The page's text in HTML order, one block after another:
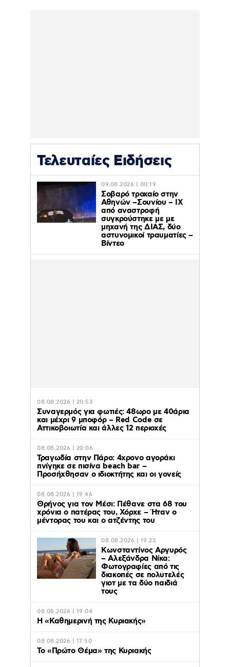
Τελευταίες Ειδήσεις
09.08.2026 | 00:19
Σοβαρό τροχαίο στην
Αθηνών –Σουνίου – ΙΧ
από αναστροφή
συγκρούστηκε με με
μηχανή της ΔΙΑΣ, δύο
αστυνομικοί τραυματίες –
Βίντεο
08.08.2026 | 20:53
Συναγερμός για φωτιές: 48ωρο με 40άρια
και μέχρι 9 μποφόρ – Red Code σε
Αττικοβοιωτία και άλλες 12 περιοχές
08.08.2026 | 20:06
Τραγωδία στην Πάρο: 4χρονο αγοράκι
πνίγηκε σε πισίνα beach bar –
Προσήχθησαν ο ιδιοκτήτης και οι γονείς
08.08.2026 | 19:46
Θρήνος για τον Μέσι: Πέθανε στα 68 του
χρόνια ο πατέρας του, Χόρχε – Ήταν ο
μέντορας του και ο ατζέντης του
08.08.2026 | 19:23
Κωνσταντίνος Αργυρός
– Αλεξάνδρα Νίκα:
Φωτογραφίες από τις
διακοπές σε πολυτελές
γιοτ με τα δύο παιδιά
τους
08.08.2026 | 19:04
H «Καθημερινή της Κυριακής»
08.08.2026 | 17:50
Το «Πρώτο Θέμα» της Κυριακής